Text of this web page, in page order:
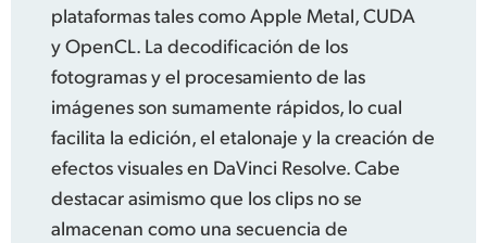
plataformas tales como Apple Metal, CUDA
y OpenCL. La decodificación de los
fotogramas y el procesamiento de las
imágenes son sumamente rápidos, lo cual
facilita la edición, el etalonaje y la creación de
efectos visuales en DaVinci Resolve. Cabe
destacarasimismo que los clips no se
almacenan como una secuencia de